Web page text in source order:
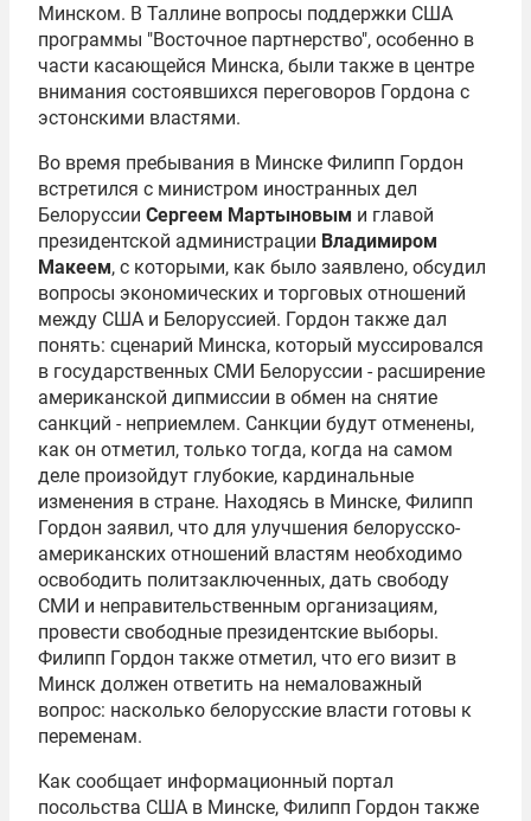
Минском. В Таллине вопросы поддержки США
программы "Восточное партнерство", особенно в
части касающейся Минска, были также в центре
внимания состоявшихся переговоров Гордона с
эстонскими властями.
Во время пребывания в Минске Филипп Гордон
встретился с министром иностранных дел
Белоруссии Сергеем Мартыновым и главой
президентской администрации Владимиром
Макеем, с которыми, как было заявлено, обсудил
вопросы экономических и торговых отношений
между США и Белоруссией. Гордон также дал
понять: сценарий Минска, который муссировался
в государственных СМИ Белоруссии - расширение
американской дипмиссии в обмен на снятие
санкций - неприемлем. Санкции будут отменены,
как он отметил, только тогда, когда на самом
деле произойдут глубокие, кардинальные
изменения в стране. Находясь в Минске, Филипп
Гордон заявил, что для улучшения белорусско-
американских отношений властям необходимо
освободить политзаключенных, дать свободу
СМИ и неправительственным организациям,
провести свободные президентские выборы.
Филипп Гордон также отметил, что его визит в
Минск должен ответить на немаловажный
вопрос: насколько белорусские власти готовы к
переменам.
Как сообщает информационный портал
посольства США в Минске, Филипп Гордон также